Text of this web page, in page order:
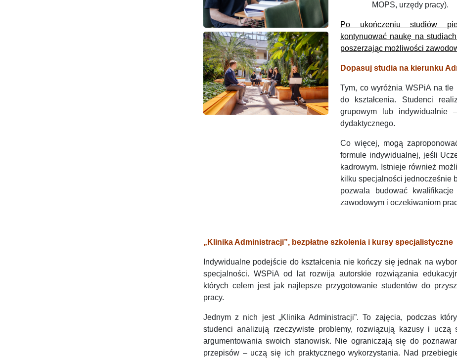
MOPS, urzędy pracy).
Po ukończeniu studiów
kontynuować naukę na
poszerzając możliwości
Dopasuj studia na kierunku
Tym, co wyróżnia WSPiA na
do kształcenia. Studenci
grupowym lub indywidualnie
dydaktycznego.
Co więcej, mogą
formule indywidualnej, jeśli
kadrowym. Istnieje również
kilku specjalności jednocześnie
pozwala budować
zawodowym i oczekiwaniom
„Klinika Administracji”, bezpłatne szkolenia i kursy specjalistyczne
Indywidualne podejście do kształcenia nie kończy się jednak na
specjalności. WSPiA od lat rozwija autorskie rozwiązania
których celem jest jak najlepsze przygotowanie studentów do
pracy.
Jednym z nich jest „Klinika Administracji”. To zajęcia, podczas
studenci analizują rzeczywiste problemy, rozwiązują kazusy i uczą
argumentowania swoich stanowisk. Nie ograniczają się do
przepisów – uczą się ich praktycznego wykorzystania. Nad